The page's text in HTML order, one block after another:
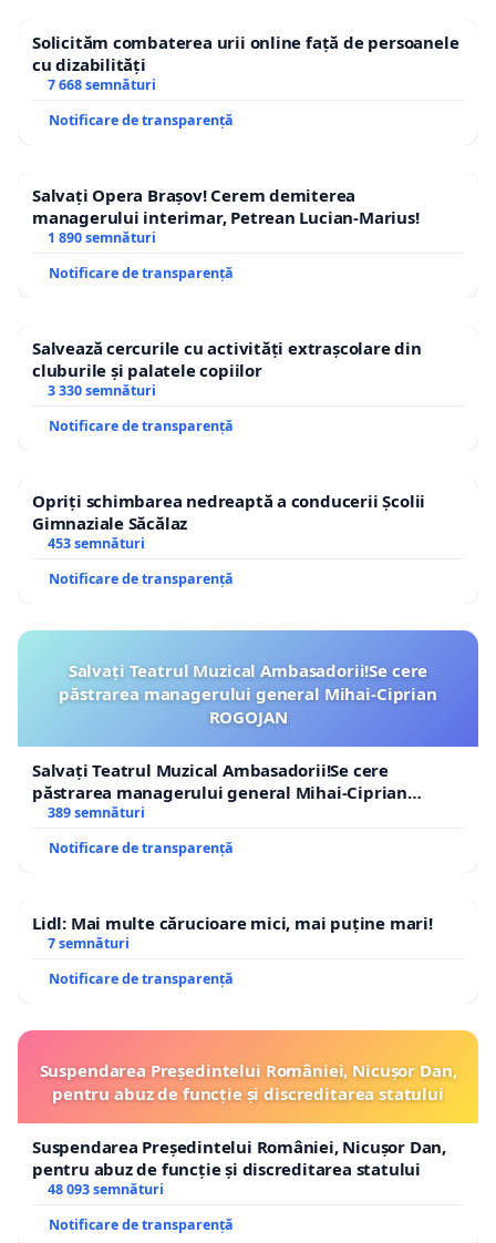
Solicităm combaterea urii online față de persoanele
cu dizabilități
7 668 semnături
Notificare de transparență
Salvați Opera Brașov! Cerem demiterea
managerului interimar, Petrean Lucian-Marius!
1 890 semnături
Notificare de transparență
Salvează cercurile cu activități extrașcolare din
cluburile și palatele copiilor
3 330 semnături
Notificare de transparență
Opriți schimbarea nedreaptă a conducerii Școlii
Gimnaziale Săcălaz
453 semnături
Notificare de transparență
Salvați Teatrul Muzical Ambasadorii!Se cere
păstrarea managerului general Mihai-Ciprian
ROGOJAN
Salvați Teatrul Muzical Ambasadorii!Se cere
păstrarea managerului general Mihai-Ciprian
ROGOJAN
389 semnături
Notificare de transparență
Lidl: Mai multe cărucioare mici, mai puține mari!
7 semnături
Notificare de transparență
Suspendarea Președintelui României, Nicușor Dan,
pentru abuz de funcție și discreditarea statului
Suspendarea Președintelui României, Nicușor Dan,
pentru abuz de funcție și discreditarea statului
48 093 semnături
Notificare de transparență